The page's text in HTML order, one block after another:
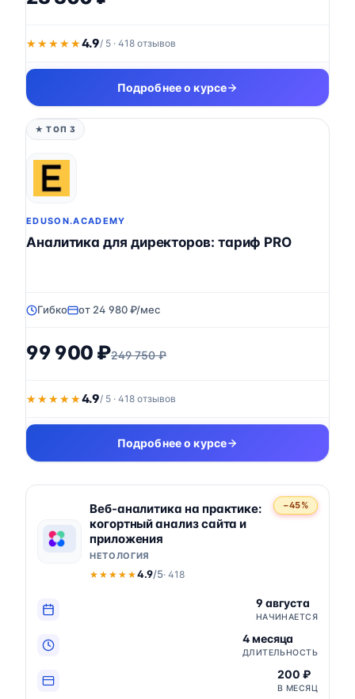
★★★★★
★★★★★4.9/ 5 · 418 отзывов
Подробнее о курсе
★ ТОП 3
EDUSON.ACADEMY
Аналитика для директоров: тариф PRO
Гибко от 24 980 ₽/мес
99 900 ₽249 750 ₽
★★★★★
★★★★★4.9/ 5 · 418 отзывов
Подробнее о курсе
−45%
Веб-аналитика на практике:
когортный анализ сайта и
приложения
НЕТОЛОГИЯ
★★★★★
★★★★★4.9/5· 418
9 августа
НАЧИНАЕТСЯ
4 месяца
ДЛИТЕЛЬНОСТЬ
200 ₽
В МЕСЯЦ